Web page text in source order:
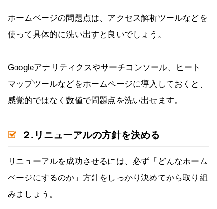
ホームページの問題点は、アクセス解析ツールなどを
使って具体的に洗い出すと良いでしょう。
Googleアナリティクスやサーチコンソール、ヒート
マップツールなどをホームページに導入しておくと、
感覚的ではなく数値で問題点を洗い出せます。
２.リニューアルの方針を決める
リニューアルを成功させるには、必ず「どんなホーム
ページにするのか」方針をしっかり決めてから取り組
みましょう。